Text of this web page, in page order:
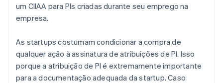
um CIIAA para PIs criadas durante seu emprego na
empresa.
As startups costumam condicionar a compra de
qualquer ação à assinatura de atribuições de PI. Isso
porque a atribuição de PI é extremamente importante
para a documentação adequada da startup. Caso